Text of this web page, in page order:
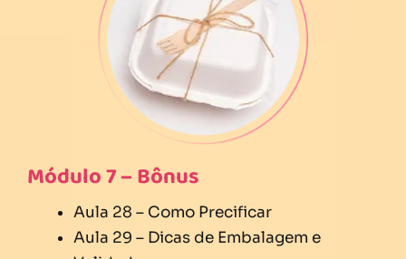
Módulo 7 – Bônus
Aula 28 – Como Precificar
Aula 29 – Dicas de Embalagem e